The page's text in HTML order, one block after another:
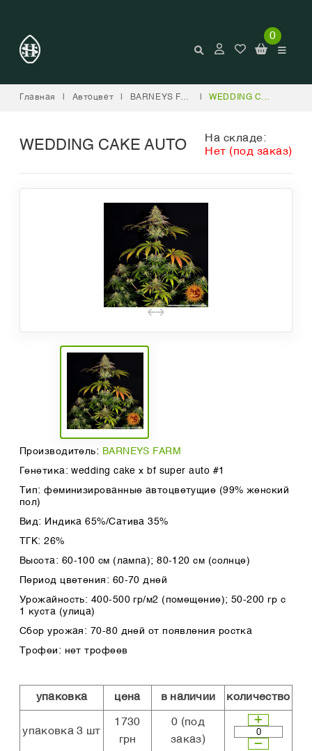
0
Главная Автоцвет BARNEYS FARM WEDDING CAKE AUTO
WEDDING CAKE AUTO
На складе:
Нет (под заказ)
Производитель: BARNEYS FARM
Генетика: wedding cake x bf super auto #1
Тип: феминизированные автоцветущие (99% женский
пол)
Вид: Индика 65%/Сатива 35%
ТГК: 26%
Высота: 60-100 см (лампа); 80-120 см (солнце)
Период цветения: 60-70 дней
Урожайность: 400-500 гр/м2 (помещение); 50-200 гр с
1 куста (улица)
Сбор урожая: 70-80 дней от появления ростка
Трофеи: нет трофеев
упаковка цена в наличии количество
упаковка 3 шт
1730
грн
0 (под
заказ)